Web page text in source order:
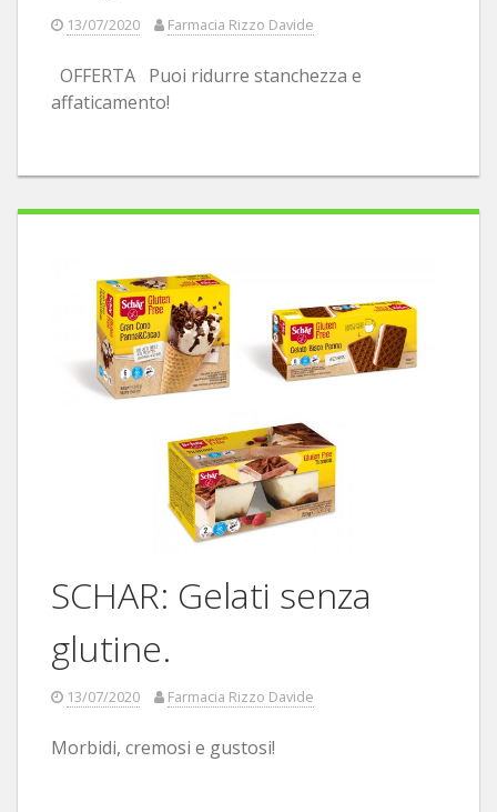
13/07/2020 Farmacia Rizzo Davide
OFFERTA Puoi ridurre stanchezza e
affaticamento!
SCHAR: Gelati senza
glutine.
13/07/2020 Farmacia Rizzo Davide
Morbidi, cremosi e gustosi!